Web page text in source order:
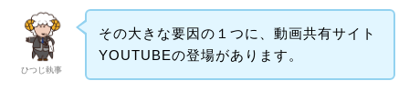
ひつじ執事
その大きな要因の１つに、動画共有サイト
YOUTUBEの登場があります。